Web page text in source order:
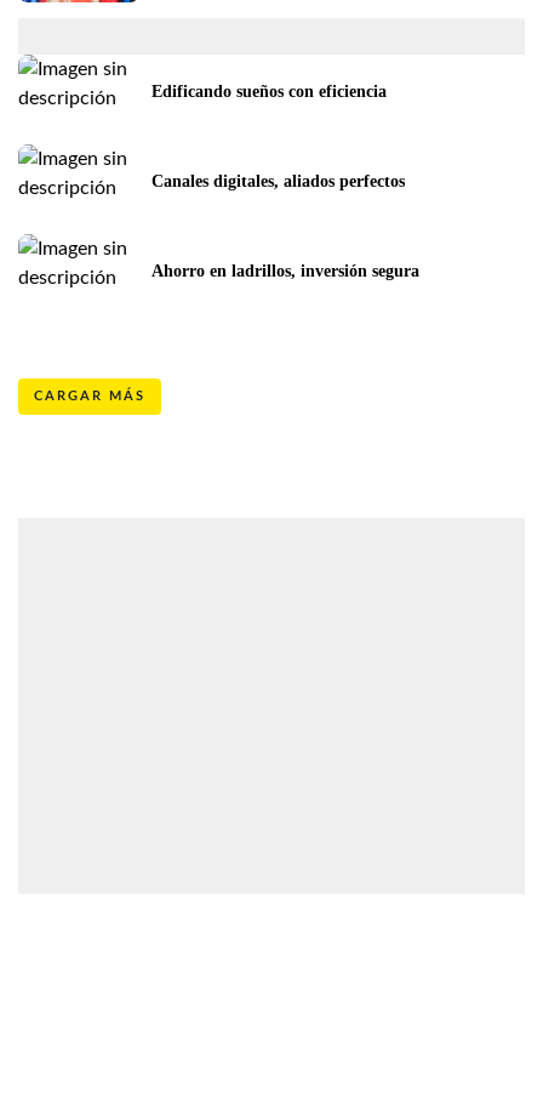
Edificando sueños con eficiencia
Canales digitales, aliados perfectos
Ahorro en ladrillos, inversión segura
CARGAR MÁS